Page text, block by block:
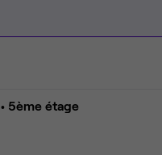
• 5ème étage